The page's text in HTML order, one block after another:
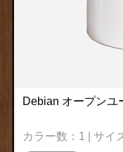
Debian オープンユ
カラー数：1 | サイ